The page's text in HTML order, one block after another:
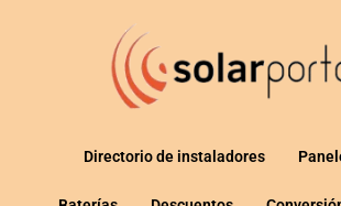
Directorio de instaladores